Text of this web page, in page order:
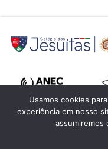
Usamos cookies
experiência em nosso
assumiremos